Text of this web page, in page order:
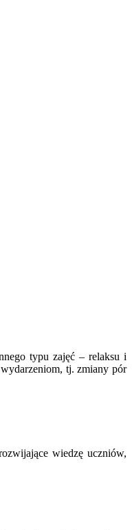
typu zajęć – relaksu i
tj. zmiany pór
wiedzę uczniów,